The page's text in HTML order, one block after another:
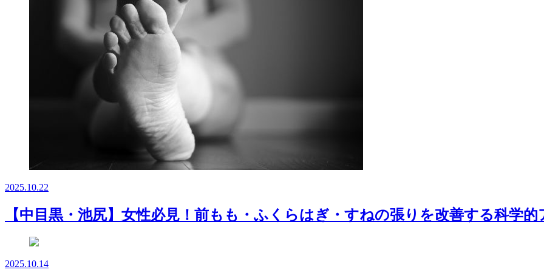
2025.10.22
【中目黒・池尻】女性必見！前もも・ふくらはぎ・すねの張りを改善する科学的
2025.10.14